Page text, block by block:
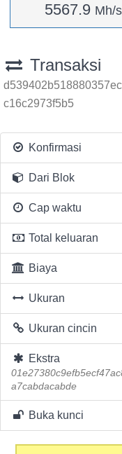
5567.9 Mh/s
Transaksi
c16c2973f5b5
Konfirmasi
Dari Blok
Cap waktu
Total keluaran
Biaya
Ukuran
Ukuran cincin
Ekstra
a7cabdacabde
Buka kunci